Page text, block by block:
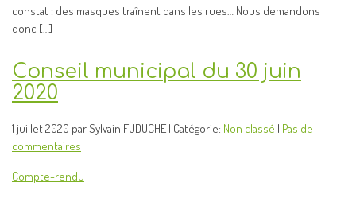
constat : des masques traînent dans les rues… Nous demandons
donc […]
Conseil municipal du 30 juin
2020
1 juillet 2020 par Sylvain FUDUCHE | Catégorie: Non classé | Pas de
commentaires
Compte-rendu